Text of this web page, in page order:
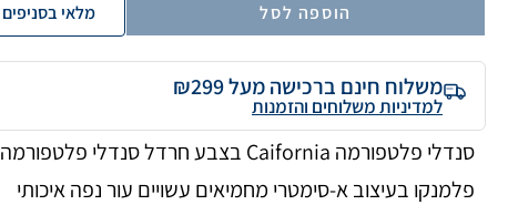
הוספה לסל מלאי בסניפים
משלוח חינם ברכישה מעל ₪299
למדיניות משלוחים והזמנות
סנדלי פלטפורמה Caifornia בצבע חרדל סנדלי פלטפורמה
פלמנקו בעיצוב א-סימטרי מחמיאים עשויים עור נפה איכותי